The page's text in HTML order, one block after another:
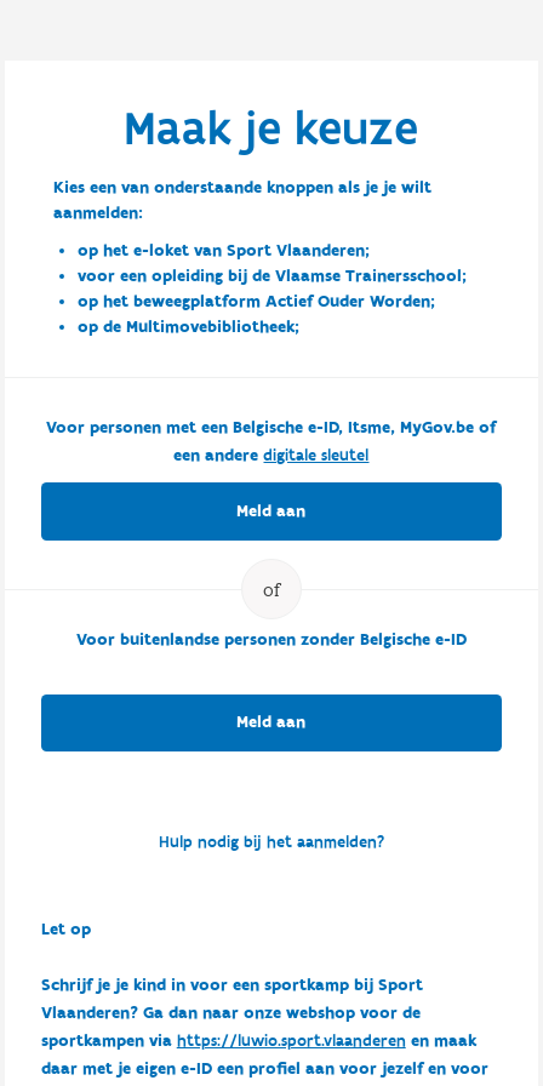
Maak je keuze
Kies een van onderstaande knoppen als je je wilt
aanmelden:
op het e-loket van Sport Vlaanderen;
voor een opleiding bij de Vlaamse Trainersschool;
op het beweegplatform Actief Ouder Worden;
op de Multimovebibliotheek;
Voor personen met een Belgische e-ID, Itsme, MyGov.be of
een anderedigitale sleutel
Meld aan
Voor buitenlandse personen zonder Belgische e-ID
Meld aan
Hulp nodig bij het aanmelden?
Let op
Schrijf je je kind in voor een sportkamp bij Sport
Vlaanderen? Ga dan naar onze webshop voor de
sportkampen via https://luwio.sport.vlaanderenen maak
daar met je eigen e-ID een profiel aan voor jezelf en voor